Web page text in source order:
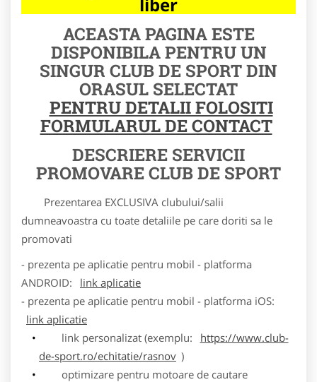
ACEASTA PAGINA ESTE
DISPONIBILA PENTRU UN
SINGUR CLUB DE SPORT DIN
ORASUL SELECTAT
PENTRU DETALII FOLOSITI
FORMULARUL DE CONTACT
DESCRIERE SERVICII
PROMOVARE CLUB DE SPORT
Prezentarea EXCLUSIVA clubului/salii
dumneavoastra cu toate detaliile pe care doriti sa le
promovati
- prezenta pe aplicatie pentru mobil - platforma
ANDROID:
link aplicatie
- prezenta pe aplicatie pentru mobil - platforma iOS:
link aplicatie
link personalizat (exemplu:
https://www.club-
de-sport.ro/echitatie/rasnov )
optimizare pentru motoare de cautare